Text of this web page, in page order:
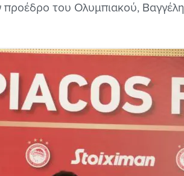
προέδρο του Ολυμπιακού, Βαγγέλη